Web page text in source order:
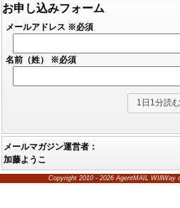
お申し込みフォーム
メールアドレス ※必須
名前（姓） ※必須
メールマガジン運営者：
加藤ようこ
Copyright 2010 - 2026 AgentMAIL WIllWay